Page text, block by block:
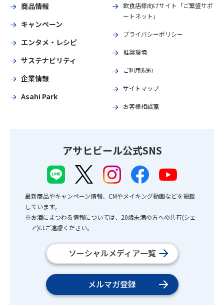
商品情報
キャンペーン
エンタメ・レシピ
サステナビリティ
企業情報
Asahi Park
飲食店様向けサイト「ご繁盛サポ
ートネット」
プライバシーポリシー
推奨環境
ご利用規約
サイトマップ
お客様相談室
アサヒビール公式SNS
最新商品やキャンペーン情報、CMやメイキング動画などを掲載
しています。
※お酒にまつわる情報については、20歳未満の方への共有(シェ
ア)はご遠慮ください。
ソーシャルメディア一覧
メルマガ登録